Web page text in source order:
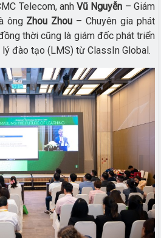
Telecom, anhVũ Nguyễn – Giám
ông Zhou Zhou – Chuyên gia phát
thời cũng là giám đốc phát triển
đào tạo (LMS) từ ClassIn Global.